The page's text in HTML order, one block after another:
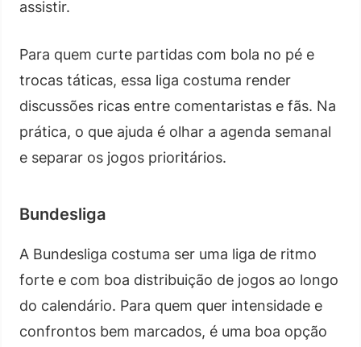
assistir.
Para quem curte partidas com bola no pé e
trocas táticas, essa liga costuma render
discussões ricas entre comentaristas e fãs. Na
prática, o que ajuda é olhar a agenda semanal
e separar os jogos prioritários.
Bundesliga
A Bundesliga costuma ser uma liga de ritmo
forte e com boa distribuição de jogos ao longo
do calendário. Para quem quer intensidade e
confrontos bem marcados, é uma boa opção